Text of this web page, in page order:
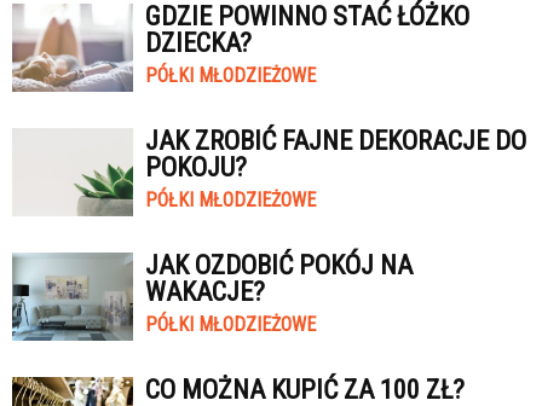
GDZIE POWINNO STAĆ ŁÓŻKO
DZIECKA?
PÓŁKI MŁODZIEŻOWE
JAK ZROBIĆ FAJNE DEKORACJE DO
POKOJU?
PÓŁKI MŁODZIEŻOWE
JAK OZDOBIĆ POKÓJ NA
WAKACJE?
PÓŁKI MŁODZIEŻOWE
CO MOŻNA KUPIĆ ZA 100 ZŁ?